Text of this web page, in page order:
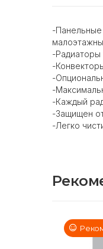
-Панельные
-Радиаторы
-
-
-
-Каждый
-Защищен
-Легко